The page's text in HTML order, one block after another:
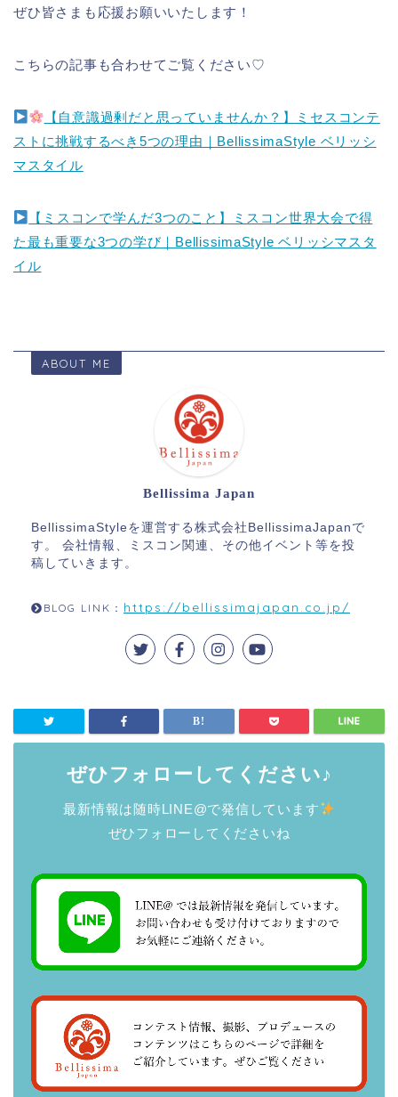
ぜひ皆さまも応援お願いいたします！
こちらの記事も合わせてご覧ください♡
【自意識過剰だと思っていませんか？】ミセスコンテ
ストに挑戦するべき5つの理由｜BellissimaStyle ベリッシ
マスタイル
【ミスコンで学んだ3つのこと】ミスコン世界大会で得
た最も重要な3つの学び｜BellissimaStyle ベリッシマスタ
イル
ABOUT ME
Bellissima Japan
BellissimaStyleを運営する株式会社BellissimaJapanで
す。 会社情報、ミスコン関連、その他イベント等を投
稿していきます。
BLOG LINK： https://bellissimajapan.co.jp/
ぜひフォローしてください♪
最新情報は随時LINE@で発信しています
ぜひフォローしてくださいね